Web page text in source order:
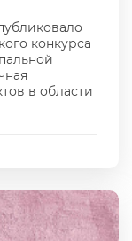
конкурса
в области